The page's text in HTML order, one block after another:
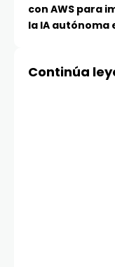
con AWS para
la IA autónoma
Continúa